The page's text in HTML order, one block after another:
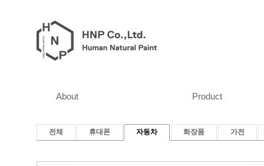
About Product
전체 휴대폰 자동차 화장품 가전